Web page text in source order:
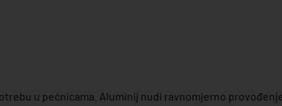
u pećnicama. Aluminij nudi ravnomjerno